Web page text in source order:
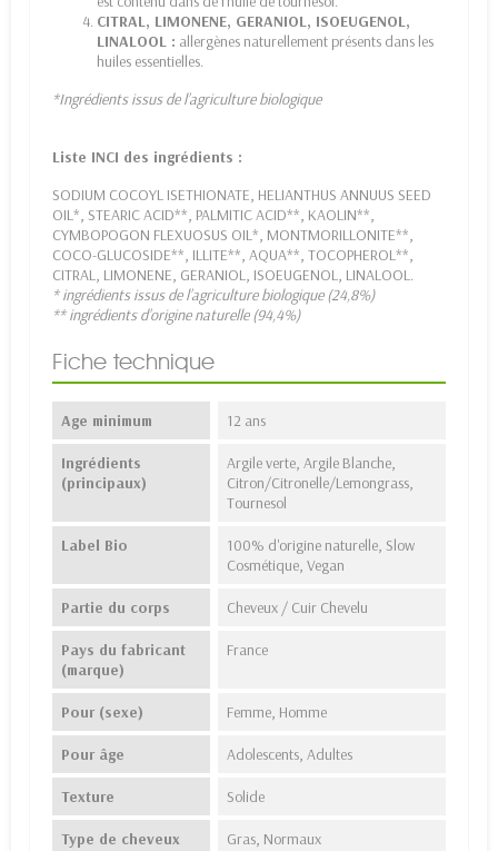
CITRAL, LIMONENE, GERANIOL, ISOEUGENOL,
LINALOOL : allergènes naturellement présents dans les
huiles essentielles.
*Ingrédients issus de l’agriculture biologique
Liste INCI des ingrédients :
SODIUM COCOYL ISETHIONATE, HELIANTHUS ANNUUS SEED
OIL*, STEARIC ACID**, PALMITIC ACID**, KAOLIN**,
CYMBOPOGON FLEXUOSUS OIL*, MONTMORILLONITE**,
COCO-GLUCOSIDE**, ILLITE**, AQUA**, TOCOPHEROL**,
CITRAL, LIMONENE, GERANIOL, ISOEUGENOL, LINALOOL.
* ingrédients issus de l’agriculture biologique (24,8%)
** ingrédients d’origine naturelle (94,4%)
Fiche technique
Age minimum 12 ans
Ingrédients
(principaux)
Argile verte, Argile Blanche,
Citron/Citronelle/Lemongrass,
Tournesol
Label Bio
100% d'origine naturelle, Slow
Cosmétique, Vegan
Partie du corps Cheveux / Cuir Chevelu
Pays du fabricant
(marque)
France
Pour (sexe) Femme, Homme
Pour âge Adolescents, Adultes
Texture Solide
Type de cheveux Gras, Normaux